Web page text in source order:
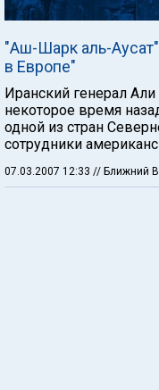
"Аш-Шарк аль-
в Европе"
Иранский генерал
некоторое время
одной из стран
сотрудники
07.03.2007 12:33 // Ближний